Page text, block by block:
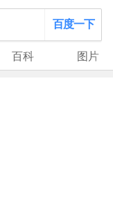
百度一下
百科 图片